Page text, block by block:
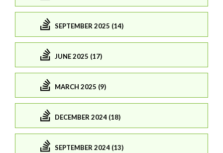
SEPTEMBER 2025 (14)
JUNE 2025 (17)
MARCH 2025 (9)
DECEMBER 2024 (18)
SEPTEMBER 2024 (13)